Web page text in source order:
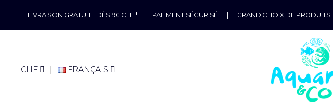
LIVRAISON GRATUITE DÈS 90 CHF* | PAIEMENT SÉCURISÉ | GRAND CHOIX DE PRODUITS
CHF FRANÇAIS